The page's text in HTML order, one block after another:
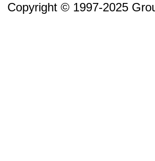
Copyright © 1997-2025